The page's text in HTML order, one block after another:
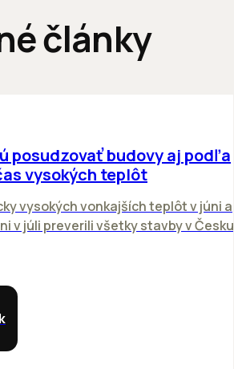
články
posudzovať budovy aj podľa
vysokých teplôt
vysokých vonkajších teplôt v júni a
v júli preverili všetky stavby v Česku.